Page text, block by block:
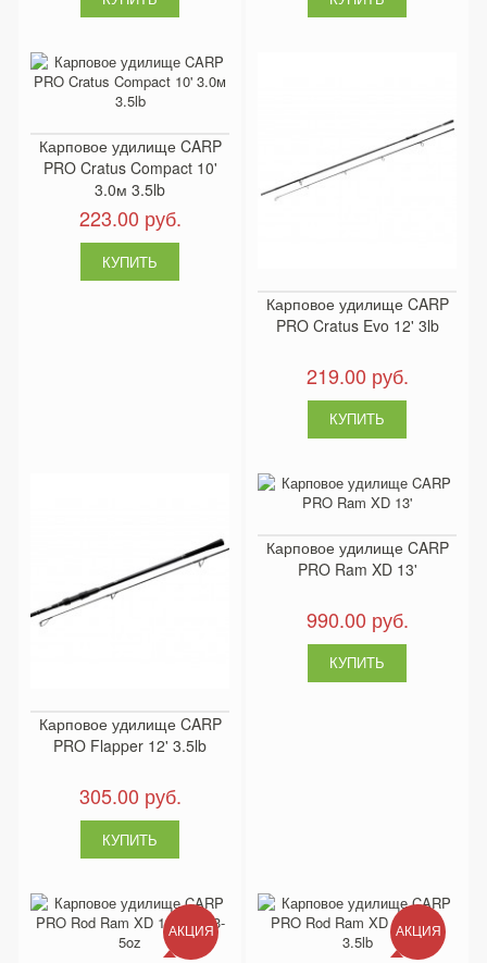
Карповое удилище CARP
PRO Cratus Compact 10'
3.0м 3.5lb
223.00 руб.
Карповое удилище CARP
PRO Cratus Evo 12' 3lb
219.00 руб.
Карповое удилище CARP
PRO Flapper 12' 3.5lb
305.00 руб.
Карповое удилище CARP
PRO Ram XD 13'
990.00 руб.
АКЦИЯ АКЦИЯ